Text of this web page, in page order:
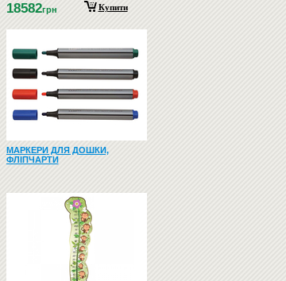
18582грн Купити
МАРКЕРИ ДЛЯ ДОШКИ,
ФЛІПЧАРТИ